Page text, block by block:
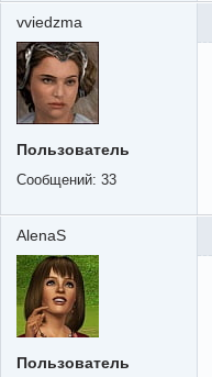
vviedzma
Пользователь
Сообщений: 33
AlenaS
Пользователь